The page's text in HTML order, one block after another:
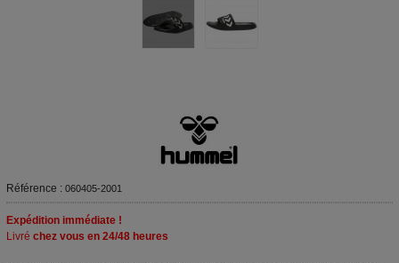
Référence : 060405-2001
Expédition immédiate !
Livré chez vous en 24/48 heures